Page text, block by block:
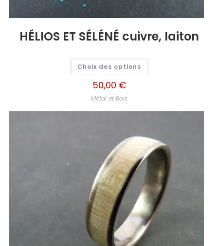
HÉLIOS ET SÉLÉNÉ cuivre, laiton
Choix des options
50,00 €
Métal et Bois